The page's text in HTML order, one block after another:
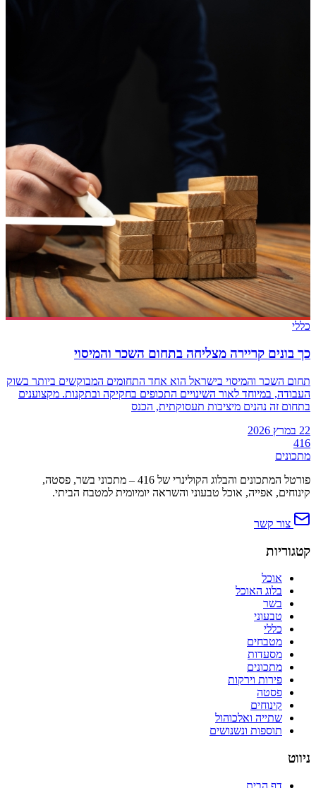
כללי
כך בונים קריירה מצליחה בתחום השכר והמיסוי
תחום השכר והמיסוי בישראל הוא אחד התחומים המבוקשים ביותר בשוק
העבודה, במיוחד לאור השינויים התכופים בחקיקה ובתקנות. מקצוענים
בתחום זה נהנים מיציבות תעסוקתית, הכנס
22 במרץ 2026
416
מתכונים
פורטל המתכונים והבלוג הקולינרי של 416 – מתכוני בשר, פסטה,
קינוחים, אפייה, אוכל טבעוני והשראה יומיומית למטבח הביתי.
צור קשר
קטגוריות
אוכל
בלוג האוכל
בשר
טבעוני
כללי
מטבחים
מסעדות
מתכונים
פירות וירקות
פסטה
קינוחים
שתייה ואלכוהול
תוספות ונשנושים
ניווט
דף הבית